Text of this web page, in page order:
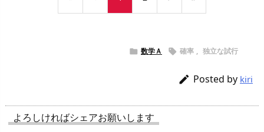
 数学Ａ  確率 , 独立な試行
 Posted by kiri
よろしければシェアお願いします